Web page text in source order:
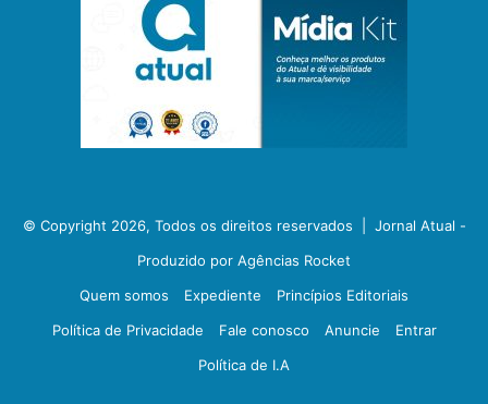
© Copyright 2026, Todos os direitos reservados | Jornal Atual -
Produzido por Agências Rocket
Quem somos
Expediente
Princípios Editoriais
Política de Privacidade
Fale conosco Anuncie
Entrar
Política de I.A